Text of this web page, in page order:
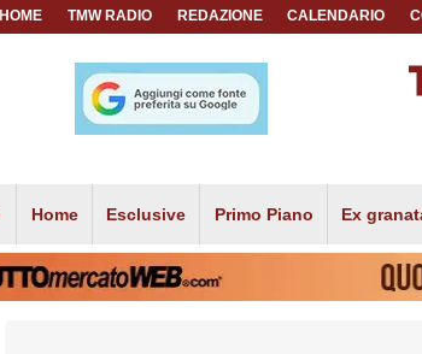
HOME TMW RADIO REDAZIONE CALENDARIO
Home Esclusive Primo Piano Ex